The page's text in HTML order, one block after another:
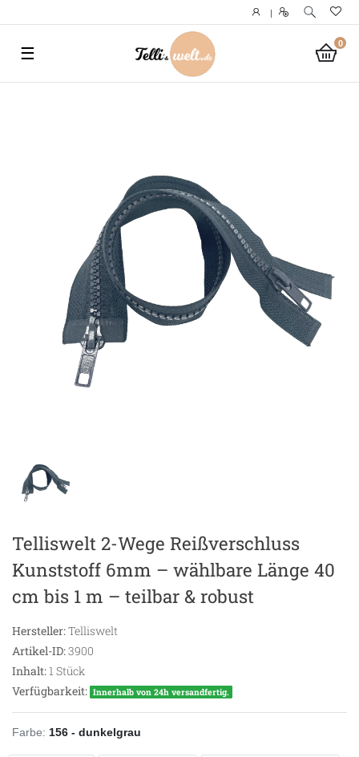
|
0
☰
Telliswelt 2-Wege Reißverschluss
Kunststoff 6mm – wählbare Länge 40
cm bis 1 m – teilbar & robust
Hersteller:Telliswelt
Artikel-ID:3900
Inhalt:1 Stück
Verfügbarkeit: Innerhalb von 24h versandfertig.
Farbe: 156 - dunkelgrau